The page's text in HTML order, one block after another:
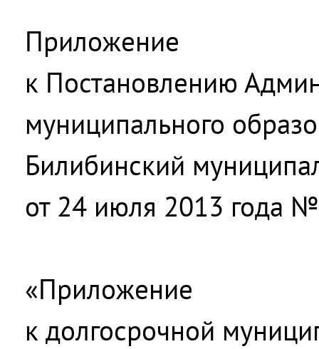
Приложение
к Постановлению
муниципального
Билибинский
от 24 июля 2013 года
«Приложение
к долгосрочной